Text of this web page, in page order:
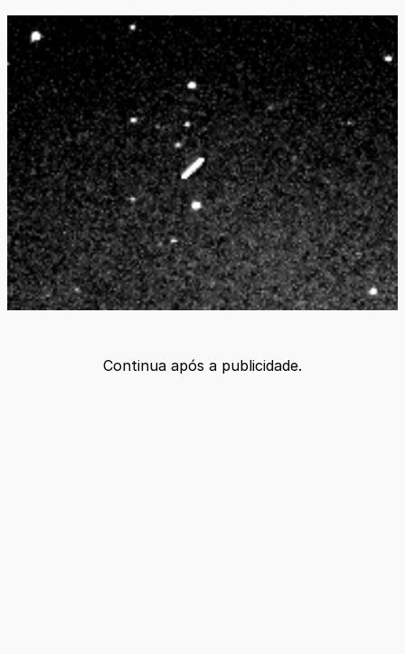
Continua após a publicidade.